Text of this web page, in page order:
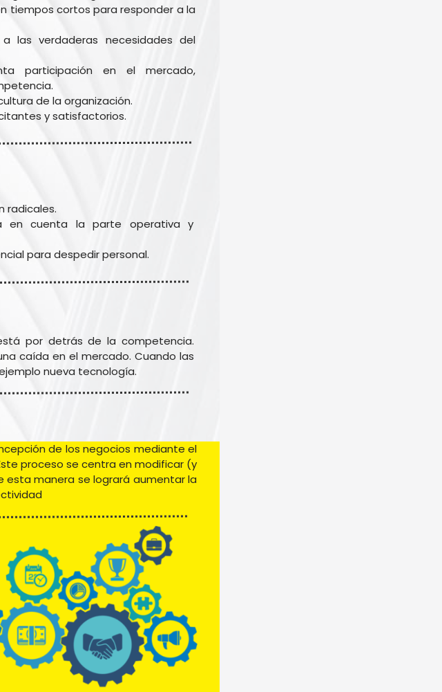
tiempos cortos para responder a la
las verdaderas necesidades del
participación en el mercado,
de la organización.
y satisfactorios.
radicales.
en cuenta la parte operativa y
para despedir personal.
por detrás de la competencia.
caída en el mercado. Cuando las
nueva tecnología.
de los negocios mediante el
proceso se centra en modificar (y
esta manera se logrará aumentar la